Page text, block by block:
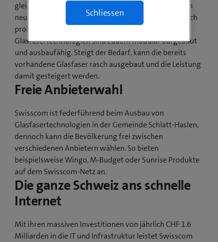
gleichzeitige Nutzung beansprucht das Netz. Mit dem
neuen Internetspeed sind solche Anwendungen jedoch
problemlos und zeitgleich möglich. Die
Glasfasertechnologien sind zudem modular aufgebaut
und ausbaufähig. Steigt der Bedarf, kann die bereits
vorhandene Glasfaser rasch ausgebaut und die Leistung
damit gesteigert werden.
Freie Anbieterwahl
Swisscom ist federführend beim Ausbau von
Glasfasertechnologien in der Gemeinde Schlatt-Haslen,
dennoch kann die Bevölkerung frei zwischen
verschiedenen Anbietern wählen. So bieten
beispielsweise Wingo, M-Budget oder Sunrise Produkte
auf dem Swisscom-Netz an.
Die ganze Schweiz ans schnelle
Internet
Mit ihren massiven Investitionen von jährlich CHF 1.6
Milliarden in die IT und Infrastruktur leistet Swisscom
Schliessen